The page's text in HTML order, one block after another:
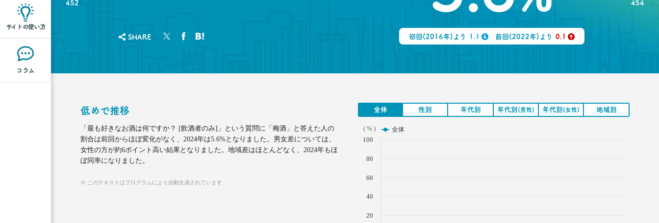
サイトの使い方
コラム
初回(2016年)より
1.1
↓
前回(2022年)より
0.1
↑
SHARE
452
454
全体 性別 年代別 年代別 (男性) 年代別 (女性) 地域別
( % ) 全体
20
40
60
80
100
低めで推移
「最も好きなお酒は何ですか？ [飲酒者のみ]」という質問に「梅酒」と答えた人の
割合は前回からほぼ変化がなく、2024年は5.6%となりました。男女差については、
女性の方が約6ポイント高い結果となりました。地域差はほとんどなく、2024年もほ
ぼ同率になりました。
※ このテキストはプログラムにより自動生成されています